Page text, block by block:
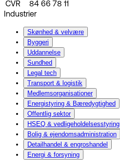
CVR
84 66 78 11
Industrier
Skønhed & velvære
Byggeri
Uddannelse
Sundhed
Legal tech
Transport & logistik
Medlemsorganisationer
Energistyring & Bæredygtighed
Offentlig sektor
HSEQ & vedligeholdelsesstyring
Bolig & ejendomsadministration
Detailhandel & engroshandel
Energi & forsyning